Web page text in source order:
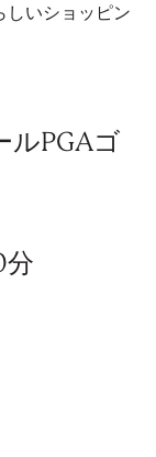
しいショッピン
ルPGAゴ
分